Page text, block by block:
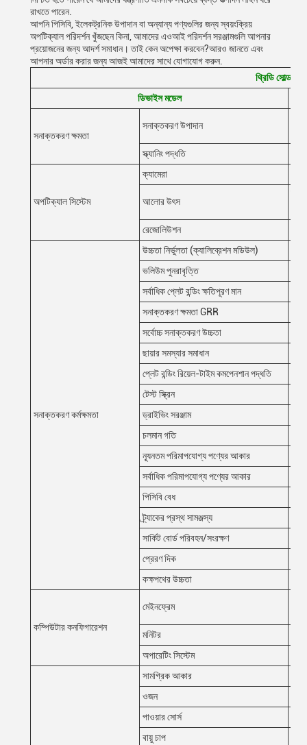
রাখতে পারেন.
আপনি পিসিবি, ইলেকট্রনিক উপাদান বা অন্যান্য পণ্যগুলির জন্য স্বয়ংক্রিয়
অপটিক্যাল পরিদর্শন খুঁজছেন কিনা, আমাদের এওআই পরিদর্শন সরঞ্জামগুলি আপনার
প্রয়োজনের জন্য আদর্শ সমাধান। তাই কেন অপেক্ষা করবেন?আরও জানতে এবং
আপনার অর্ডার করার জন্য আজই আমাদের সাথে যোগাযোগ করুন.
থ্রিডি সোল্ডার
ডিভাইস মডেল
সনাক্তকরণ ক্ষমতা
সনাক্তকরণ উপাদান
স্ক্যানিং পদ্ধতি
অপটিক্যাল সিস্টেম
ক্যামেরা
আলোর উৎস
রেজোলিউশন
সনাক্তকরণ কর্মক্ষমতা
উচ্চতা নির্ভুলতা (ক্যালিব্রেশন মডিউল)
ভলিউম পুনরাবৃত্তি
সর্বাধিক প্লেট বন্ডিং ক্ষতিপূরণ মান
সনাক্তকরণ ক্ষমতা GRR
সর্বোচ্চ সনাক্তকরণ উচ্চতা
ছায়ার সমস্যার সমাধান
প্লেট বন্ডিং রিয়েল-টাইম কমপেনশান পদ্ধতি
টেস্ট স্ক্রিন
ড্রাইভিং সরঞ্জাম
চলমান গতি
ন্যূনতম পরিমাপযোগ্য পণ্যের আকার
সর্বাধিক পরিমাপযোগ্য পণ্যের আকার
পিসিবি বেধ
ট্র্যাকের প্রস্থ সামঞ্জস্য
সার্কিট বোর্ড পরিবহন/সংরক্ষণ
প্রেরণ দিক
কক্ষপথের উচ্চতা
কম্পিউটার কনফিগারেশন
মেইনফ্রেম
মনিটর
অপারেটিং সিস্টেম
সামগ্রিক আকার
ওজন
পাওয়ার সোর্স
বায়ু চাপ